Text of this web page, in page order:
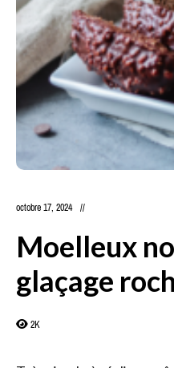
octobre 17, 2024
Moelleux
glaçage
2K